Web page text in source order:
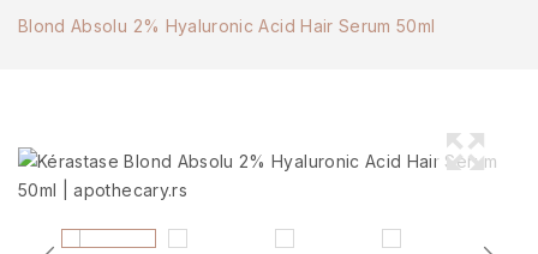
Blond Absolu 2% Hyaluronic Acid Hair Serum 50ml